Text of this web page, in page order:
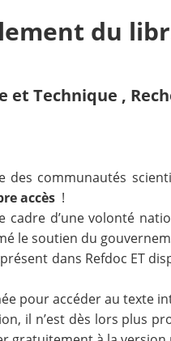
du
et Technique ,
communautés
accès !
cadre d’une volonté
le soutien du
dans Refdoc ET
pour accéder au texte
il n’est dès lors plus